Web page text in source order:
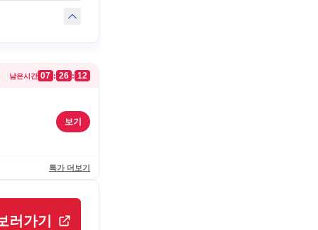
남은시간 07 : 26 : 12
보기
특가 더보기
러가기